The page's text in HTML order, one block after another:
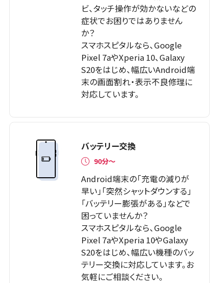
ビ、タッチ操作が効かないなどの
症状でお困りではありません
か？
スマホスピタルなら、Google
Pixel 7aやXperia 10、Galaxy
S20をはじめ、幅広いAndroid端
末の画面割れ・表示不良修理に
対応しています。
バッテリー交換
90分～
Android端末の「充電の減りが
早い」「突然シャットダウンする」
「バッテリー膨張がある」などで
困っていませんか？
スマホスピタルなら、Google
Pixel 7aやXperia 10やGalaxy
S20をはじめ、幅広い機種のバッ
テリー交換に対応しています。お
気軽にご相談ください。